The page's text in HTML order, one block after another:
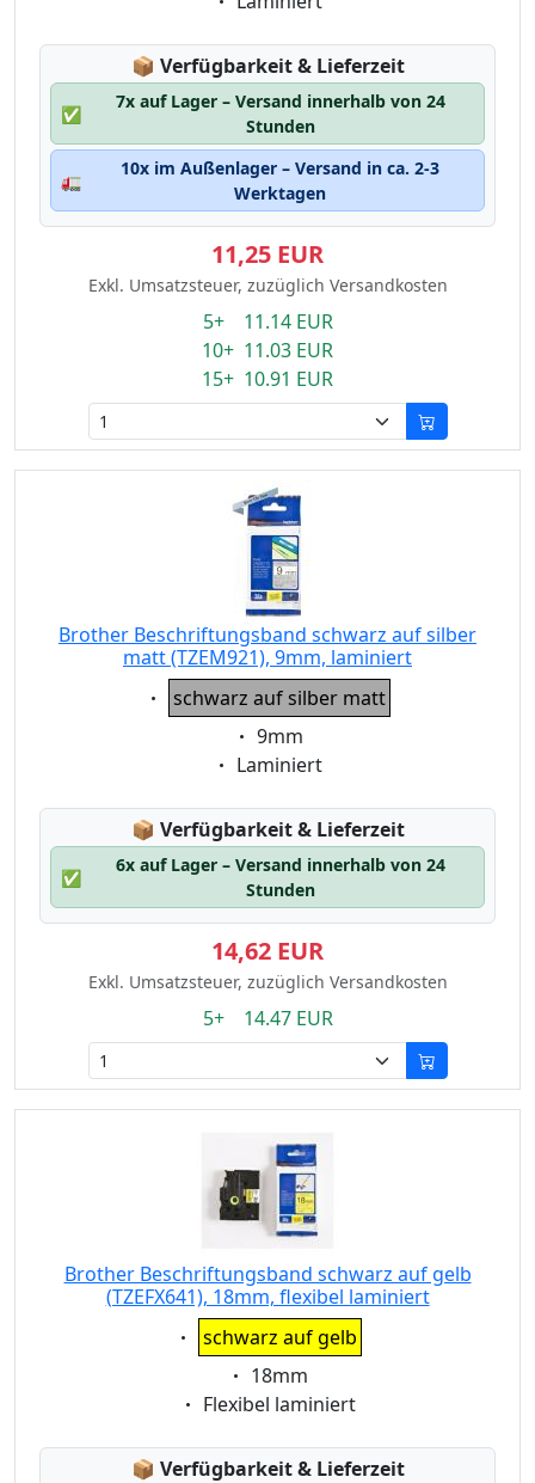
📦 Lagerstatus:
Verfügbarkeit & Lieferzeit
✅
7x auf Lager – Versand innerhalb von 24
Stunden
🚛
10x im Außenlager – Versand in ca. 2-3
Werktagen
11,25 EUR
Exkl. Umsatzsteuer, zuzüglich Versandkosten
5+ 11.14 EUR
10+ 11.03 EUR
15+ 10.91 EUR
Brother Beschriftungsband schwarz auf silber
matt (TZEM921), 9mm, laminiert
Eigenschaft:
schwarz auf silber matt
Eigenschaft:
9mm
Eigenschaft:
Laminiert
📦 Lagerstatus:
Verfügbarkeit & Lieferzeit
✅
6x auf Lager – Versand innerhalb von 24
Stunden
14,62 EUR
Exkl. Umsatzsteuer, zuzüglich Versandkosten
5+ 14.47 EUR
Brother Beschriftungsband schwarz auf gelb
(TZEFX641), 18mm, flexibel laminiert
Eigenschaft:
schwarz auf gelb
Eigenschaft:
18mm
Eigenschaft:
Flexibel laminiert
📦 Lagerstatus:
Verfügbarkeit & Lieferzeit